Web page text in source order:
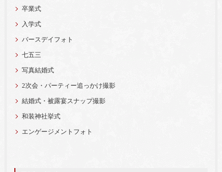
卒業式
入学式
バースデイフォト
七五三
写真結婚式
2次会・パーティー追っかけ撮影
結婚式・被露宴スナップ撮影
和装神社挙式
エンゲージメントフォト